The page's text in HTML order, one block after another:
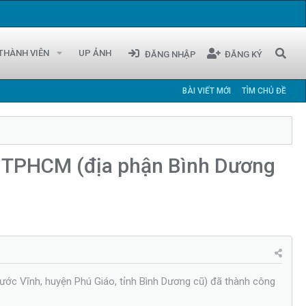
VIÊN UP ẢNH ĐĂNG NHẬP ĐĂNG KÝ
BÀI VIẾT MỚI TÌM CHỦ ĐỀ
(địa phận Bình Dương
Vĩnh, huyện Phú Giáo, tỉnh Bình Dương cũ) đã thành công